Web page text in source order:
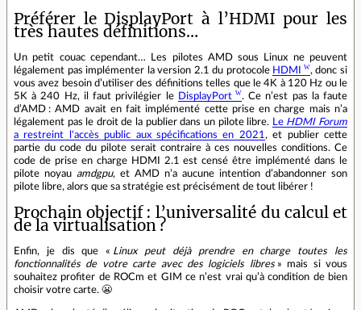
Préférer le DisplayPort à l’HDMI pour les
très hautes définitions…
Un petit couac cependant… Les pilotes AMD sous Linux ne peuvent
légalement pas implémenter la version 2.1 du protocole HDMI
, donc si
vous avez besoin d’utiliser des définitions telles que le 4K à 120 Hz ou le
5K à 240 Hz, il faut privilégier le
DisplayPort
. Ce n’est pas la faute
d’AMD : AMD avait en fait implémenté cette prise en charge mais n’a
légalement pas le droit de la publier dans un pilote libre.
Le HDMI Forum
a restreint l'accès public aux spécifications en 2021 , et publier cette
partie du code du pilote serait contraire à ces nouvelles conditions. Ce
code de prise en charge HDMI 2.1 est censé être implémenté dans le
pilote noyau amdgpu, et AMD n’a aucune intention d’abandonner son
pilote libre, alors que sa stratégie est précisément de tout libérer !
Prochain objectif : l’universalité du calcul et
de la virtualisation ?
Enfin, je dis que « Linux peut déjà prendre en charge toutes les
fonctionnalités de votre carte avec des logiciels libres» mais si vous
souhaitez profiter de ROCm et GIM ce n’est vrai qu’à condition de bien
choisir votre carte. 😬